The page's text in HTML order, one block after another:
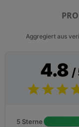
Aggregiert aus
4.8 /
5 Sterne